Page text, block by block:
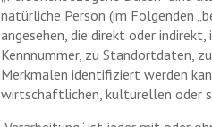
natürliche Person (im Folgenden
angesehen, die direkt oder
Kennnummer, zu Standortdaten,
Merkmalen identifiziert werden
wirtschaftlichen, kulturellen oder